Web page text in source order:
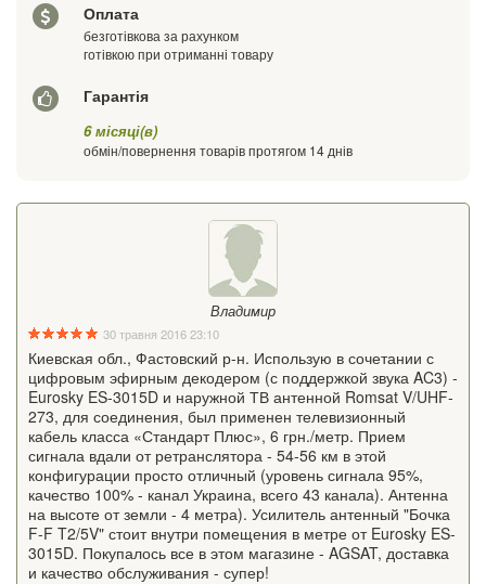
Оплата
безготівкова за рахунком
готівкою при отриманні товару
Гарантія
6 місяці(в)
обмін/повернення товарів протягом 14 днів
Владимир
30 травня 2016 23:10
Киевская обл., Фастовский р-н. Использую в сочетании с
цифровым эфирным декодером (с поддержкой звука AC3) -
Eurosky ES-3015D и наружной ТВ антенной Romsat V/UHF-
273, для соединения, был применен телевизионный
кабель класса «Стандарт Плюс», 6 грн./метр. Прием
сигнала вдали от ретранслятора - 54-56 км в этой
конфигурации просто отличный (уровень сигнала 95%,
качество 100% - канал Украина, всего 43 канала). Антенна
на высоте от земли - 4 метра). Усилитель антенный "Бочка
F-F T2/5V" стоит внутри помещения в метре от Eurosky ES-
3015D. Покупалось все в этом магазине - AGSAT, доставка
и качество обслуживания - супер!